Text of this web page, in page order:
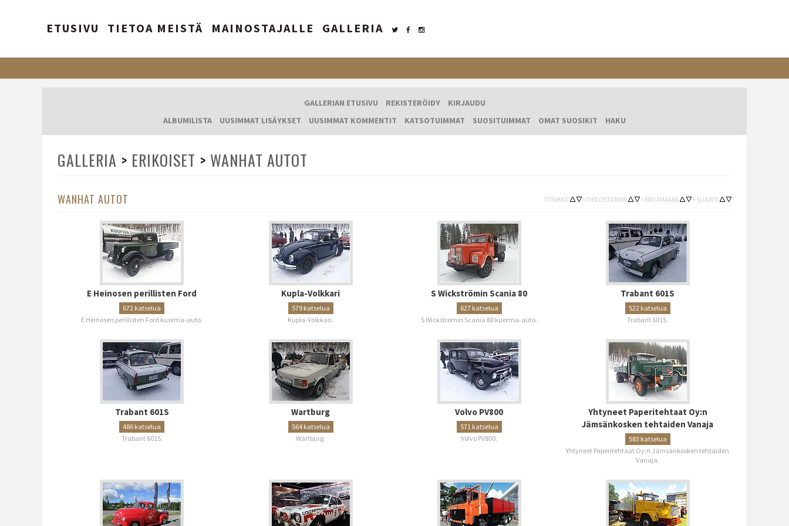
ETUSIVU TIETOA MEISTÄ MAINOSTAJALLE GALLERIA
GALLERIAN ETUSIVU REKISTERÖIDY
KIRJAUDU
ALBUMILISTA
UUSIMMAT LISÄYKSET UUSIMMAT KOMMENTIT KATSOTUIMMAT SUOSITUIMMAT OMAT SUOSIKIT HAKU
GALLERIA > ERIKOISET > WANHAT AUTOT
WANHAT AUTOT OTSIKKO • TIEDOSTONIMI • PÄIVÄMÄÄRÄ • SIJAINTI
E Heinosen perillisten Ford
672 katselua
E Heinosen perillisten Ford kuorma-auto.
Kupla-Volkkari
579 katselua
Kupla-Volkkari.
S Wickströmin Scania 80
627 katselua
S Wickströmin Scania 80 kuorma-auto.
Trabant 601S
522 katselua
Trabant 601S.
Trabant 601S
486 katselua
Trabant 601S.
Wartburg
564 katselua
Wartburg.
Volvo PV800
571 katselua
Volvo PV800.
Yhtyneet Paperitehtaat Oy:n
Jämsänkosken tehtaiden Vanaja
583 katselua
Yhtyneet Paperitehtaat Oy:n Jämsänkosken tehtaiden
Vanaja.